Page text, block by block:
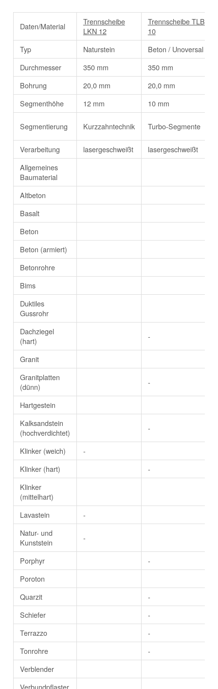
Daten/Material
Trennscheibe
LKN 12
Trennscheibe TLB
10
Typ
Naturstein Beton / Unoversal
Durchmesser
350 mm 350 mm
Bohrung
20,0 mm 20,0 mm
Segmenthöhe
12 mm 10 mm
Segmentierung Kurzzahntechnik Turbo-Segmente
Verarbeitung
lasergeschweißt lasergeschweißt
Allgemeines
Baumaterial
Altbeton
Basalt
Beton
Beton (armiert)
Betonrohre
Bims
Duktiles
Gussrohr
Dachziegel
(hart)
-
Granit
Granitplatten
(dünn)
-
Hartgestein
Kalksandstein
(hochverdichtet)
-
Klinker (weich)
-
Klinker (hart)
-
Klinker
(mittelhart)
Lavastein
-
Natur- und
Kunststein
-
Porphyr -
Poroton
Quarzit
-
Schiefer
-
Terrazzo
-
Tonrohre
-
Verblender
Verbundpflaster